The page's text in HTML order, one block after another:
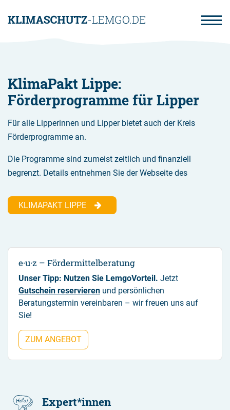
zum
KlimaPakt Lippe:
Förderprogramme für Lipper
Für alle Lipperinnen und Lipper bietet auch der Kreis
Förderprogramme an.
Die Programme sind zumeist zeitlich und finanziell
begrenzt. Details entnehmen Sie der Webseite des
KLIMAPAKT LIPPE
e·u·z – Fördermittelberatung
Unser Tipp: Nutzen Sie LemgoVorteil. Jetzt
Gutschein reservieren und persönlichen
Beratungstermin vereinbaren – wir freuen uns auf
Sie!
ZUM ANGEBOT
Expert*innen